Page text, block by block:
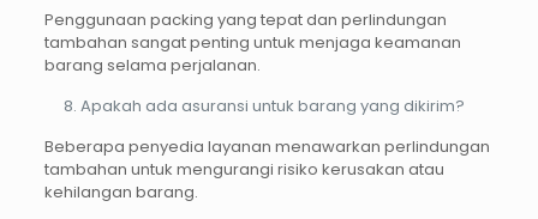
Penggunaan packing yang tepat dan perlindungan
tambahan sangat penting untuk menjaga keamanan
barang selama perjalanan.
Apakah ada asuransi untuk barang yang dikirim?
Beberapa penyedia layanan menawarkan perlindungan
tambahan untuk mengurangi risiko kerusakan atau
kehilangan barang.